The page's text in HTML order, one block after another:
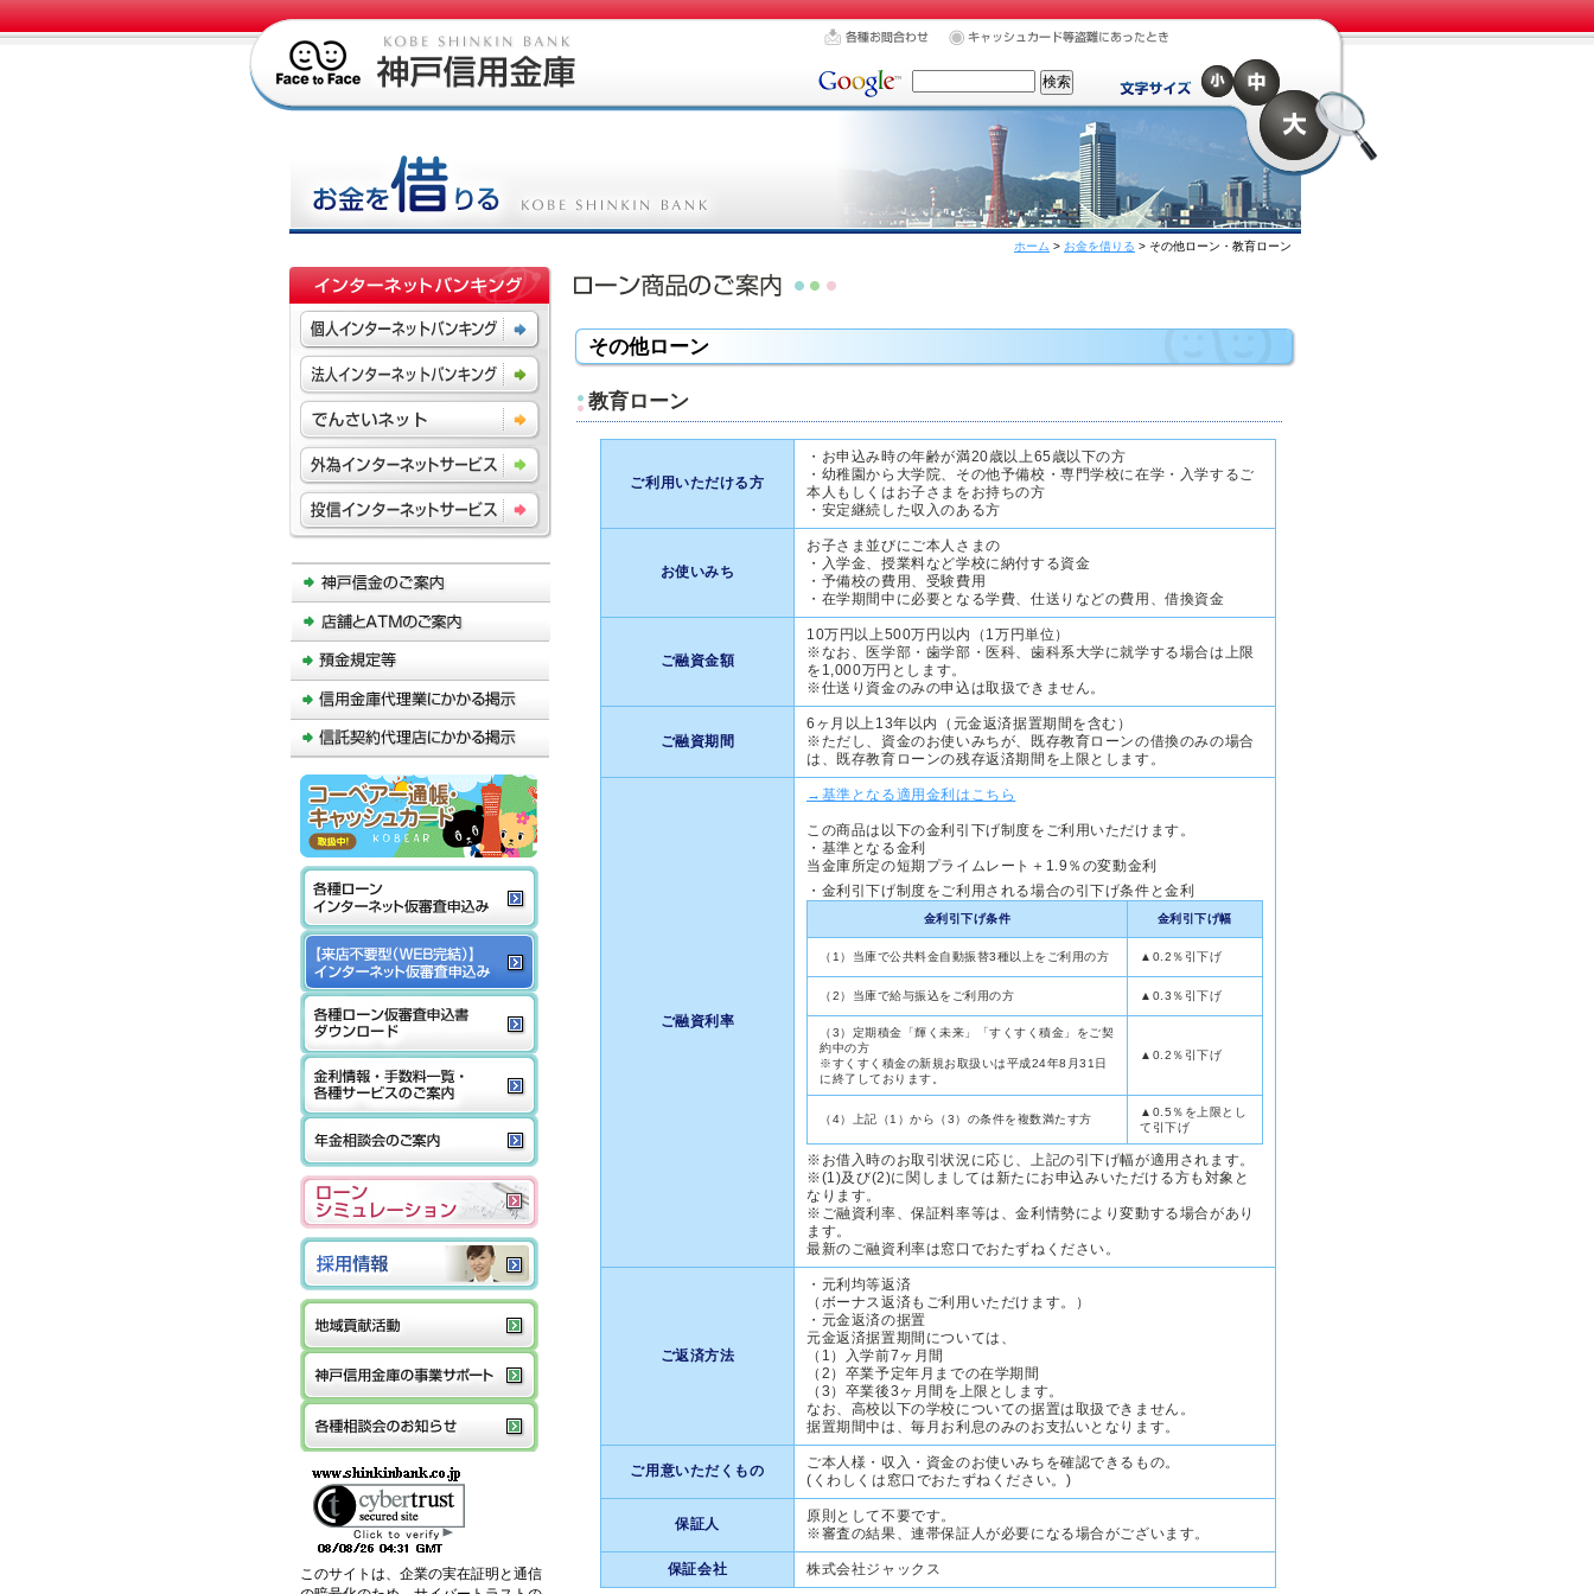
ホーム > お金を借りる > その他ローン・教育ローン
その他ローン
教育ローン
ご利用いただける方
・お申込み時の年齢が満20歳以上65歳以下の方
・幼稚園から大学院、その他予備校・専門学校に在学・入学するご
本人もしくはお子さまをお持ちの方
・安定継続した収入のある方
お使いみち
お子さま並びにご本人さまの
・入学金、授業料など学校に納付する資金
・予備校の費用、受験費用
・在学期間中に必要となる学費、仕送りなどの費用、借換資金
ご融資金額
10万円以上500万円以内（1万円単位）
※なお、医学部・歯学部・医科、歯科系大学に就学する場合は上限
を1,000万円とします。
※仕送り資金のみの申込は取扱できません。
ご融資期間
6ヶ月以上13年以内（元金返済据置期間を含む）
※ただし、資金のお使いみちが、既存教育ローンの借換のみの場合
は、既存教育ローンの残存返済期間を上限とします。
ご融資利率
→基準となる適用金利はこちら
この商品は以下の金利引下げ制度をご利用いただけます。
・基準となる金利
当金庫所定の短期プライムレート＋1.9％の変動金利
・金利引下げ制度をご利用される場合の引下げ条件と金利
金利引下げ条件 金利引下げ幅
（1）当庫で公共料金自動振替3種以上をご利用の方 ▲0.2％引下げ
（2）当庫で給与振込をご利用の方 ▲0.3％引下げ
（3）定期積金「輝く未来」「すくすく積金」をご契
約中の方
※すくすく積金の新規お取扱いは平成24年8月31日
に終了しております。
▲0.2％引下げ
（4）上記（1）から（3）の条件を複数満たす方
▲0.5％を上限とし
て引下げ
※お借入時のお取引状況に応じ、上記の引下げ幅が適用されます。
※(1)及び(2)に関しましては新たにお申込みいただける方も対象と
なります。
※ご融資利率、保証料率等は、金利情勢により変動する場合があり
ます。
最新のご融資利率は窓口でおたずねください。
ご返済方法
・元利均等返済
（ボーナス返済もご利用いただけます。）
・元金返済の据置
元金返済据置期間については、
（1）入学前7ヶ月間
（2）卒業予定年月までの在学期間
（3）卒業後3ヶ月間を上限とします。
なお、高校以下の学校についての据置は取扱できません。
据置期間中は、毎月お利息のみのお支払いとなります。
ご用意いただくもの
ご本人様・収入・資金のお使いみちを確認できるもの。
(くわしくは窓口でおたずねください。)
保証人
原則として不要です。
※審査の結果、連帯保証人が必要になる場合がございます。
保証会社 株式会社ジャックス
このサイトは、企業の実在証明と通信